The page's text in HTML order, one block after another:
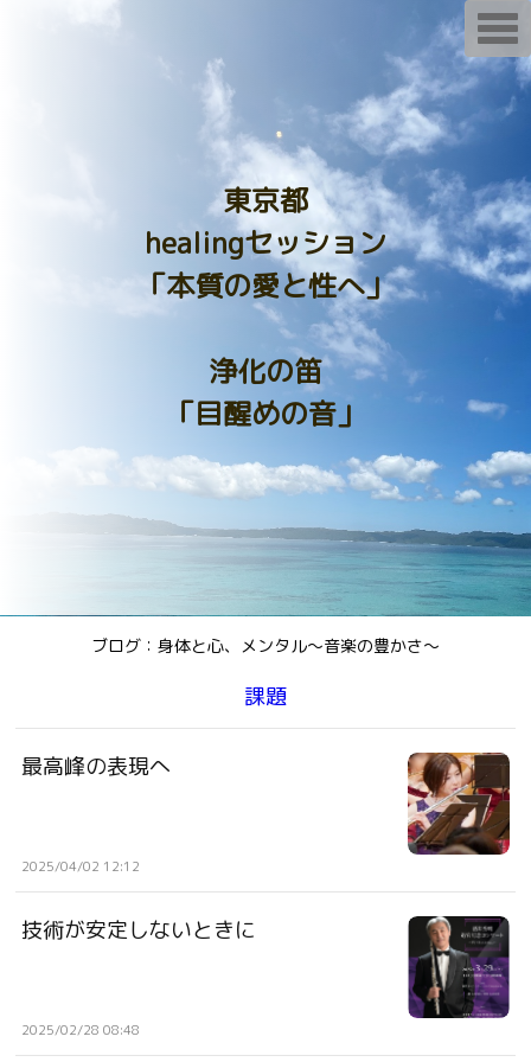
東京都
healingセッション
「本質の愛と性へ」
浄化の笛
「目醒めの音」
ブログ：身体と心、メンタル〜音楽の豊かさ〜
課題
最高峰の表現へ
2025/04/02 12:12
技術が安定しないときに
2025/02/28 08:48
T
o
g
g
i
g
t
i
o
n